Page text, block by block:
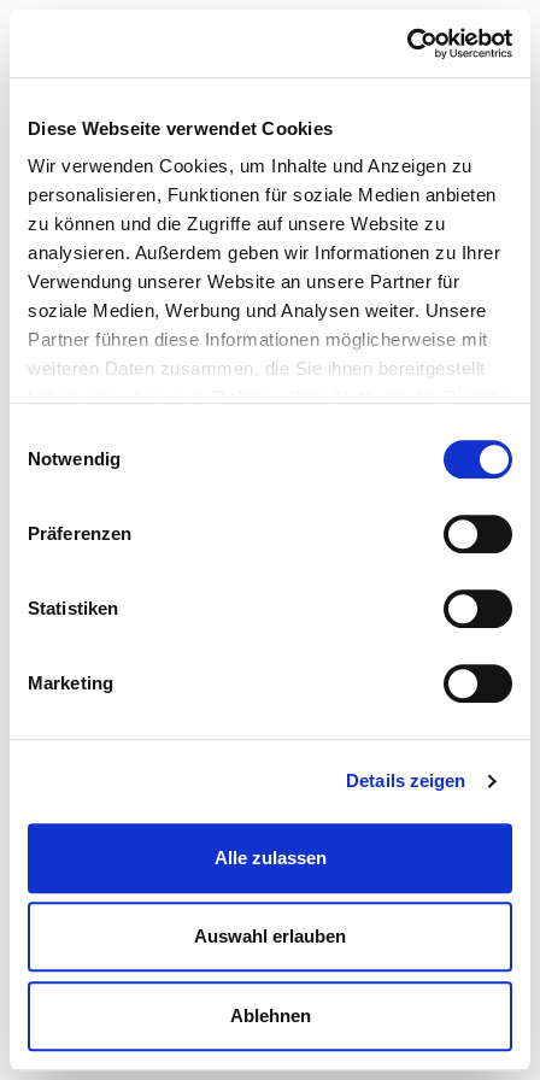
Diese Webseite verwendet Cookies
Wir verwenden Cookies, um Inhalte und Anzeigen zu
personalisieren, Funktionen für soziale Medien anbieten
zu können und die Zugriffe auf unsere Website zu
analysieren. Außerdem geben wir Informationen zu Ihrer
Verwendung unserer Website an unsere Partner für
soziale Medien, Werbung und Analysen weiter. Unsere
Partner führen diese Informationen möglicherweise mit
weiteren Daten zusammen, die Sie ihnen bereitgestellt
Notwendig
Präferenzen
Statistiken
Marketing
Details zeigen
Alle zulassen
Auswahl erlauben
Ablehnen